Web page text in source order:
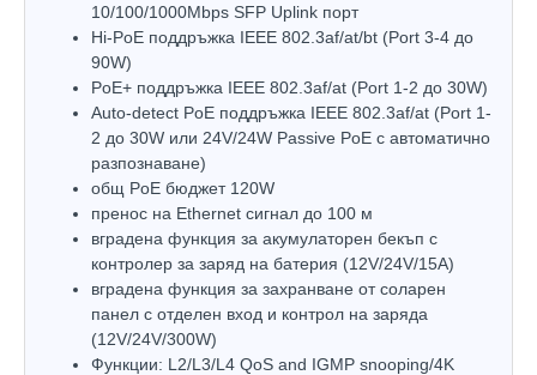
10/100/1000Mbps SFP Uplink порт
Hi-PoE поддръжка IEEE 802.3af/at/bt (Port 3-4 до
90W)
PoE+ поддръжка IEEE 802.3af/at (Port 1-2 до 30W)
Auto-detect PoE поддръжка IEEE 802.3af/at (Port 1-
2 до 30W или 24V/24W Passive PoE с автоматично
разпознаване)
общ PoE бюджет 120W
пренос на Ethernet сигнал до 100 м
вградена функция за акумулаторен бекъп с
контролер за заряд на батерия (12V/24V/15A)
вградена функция за захранване от соларен
панел с отделен вход и контрол на заряда
(12V/24V/300W)
Функции: L2/L3/L4 QoS and IGMP snooping/4K